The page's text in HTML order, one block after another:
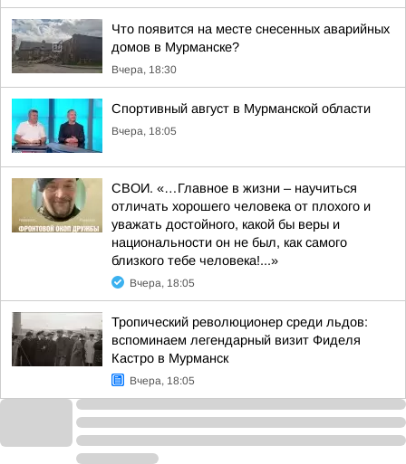
Что появится на месте снесенных аварийных
домов в Мурманске?
Вчера, 18:30
Спортивный август в Мурманской области
Вчера, 18:05
СВОИ. «…Главное в жизни – научиться
отличать хорошего человека от плохого и
уважать достойного, какой бы веры и
национальности он не был, как самого
близкого тебе человека!...»
Вчера, 18:05
Тропический революционер среди льдов:
вспоминаем легендарный визит Фиделя
Кастро в Мурманск
Вчера, 18:05